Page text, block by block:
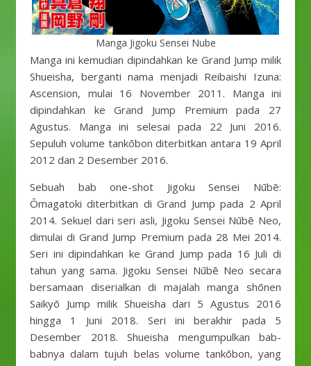
Manga Jigoku Sensei Nube
Manga ini kemudian dipindahkan ke Grand Jump milik
Shueisha, berganti nama menjadi Reibaishi Izuna:
Ascension, mulai 16 November 2011. Manga ini
dipindahkan ke Grand Jump Premium pada 27
Agustus. Manga ini selesai pada 22 Juni 2016.
Sepuluh volume tankōbon diterbitkan antara 19 April
2012 dan 2 Desember 2016.
Sebuah bab one-shot Jigoku Sensei Nūbē:
Ōmagatoki diterbitkan di Grand Jump pada 2 April
2014. Sekuel dari seri asli, Jigoku Sensei Nūbē Neo,
dimulai di Grand Jump Premium pada 28 Mei 2014.
Seri ini dipindahkan ke Grand Jump pada 16 Juli di
tahun yang sama. Jigoku Sensei Nūbē Neo secara
bersamaan diserialkan di majalah manga shōnen
Saikyō Jump milik Shueisha dari 5 Agustus 2016
hingga 1 Juni 2018. Seri ini berakhir pada 5
Desember 2018. Shueisha mengumpulkan bab-
babnya dalam tujuh belas volume tankōbon, yang